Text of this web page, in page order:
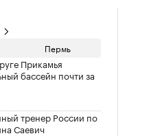
Пермь
Прикамья
бассейн почти за
тренер России по
Саевич